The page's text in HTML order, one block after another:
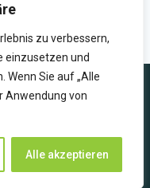
zu verbessern,
einzusetzen und
Wenn Sie auf „Alle
Anwendung von
Alle akzeptieren
bis zur Sendung: